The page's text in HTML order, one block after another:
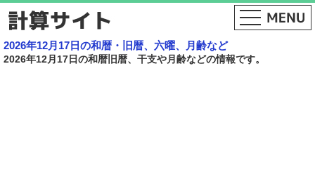
2026年12月17日の和暦・旧暦、六曜、月齢など
2026年12月17日の和暦旧暦、干支や月齢などの情報です。